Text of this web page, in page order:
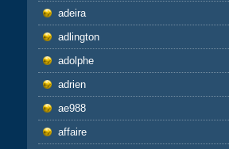
adeira
adlington
adolphe
adrien
ae988
affaire